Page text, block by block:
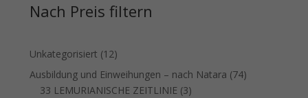
Nach Preis filtern
Unkategorisiert 1212
Produkte
Ausbildung und Einweihungen – nach Natara 7474
33 LEMURIANISCHE ZEITLINIE 33